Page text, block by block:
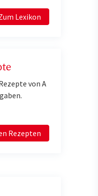
Lexikon
von A
Rezepten